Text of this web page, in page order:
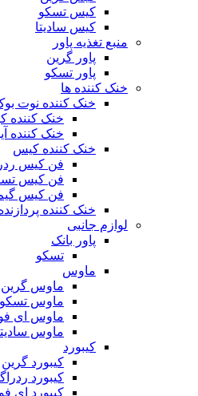
کیس تسکو
کیس سادیتا
منبع تغذیه‌ پاور
پاور گرین
پاور تسکو
خنک کننده ها
خنک کننده نوت
خنک کننده
خنک کننده
خنک کننده کیس
فن کیس
فن کیس
فن کیس
خنک کننده
لوازم جانبی
پاور بانک
تسکو
ماوس
ماوس گرین
ماوس تسکو
ماوس ای
ماوس
کیبورد
کیبورد گرین
کیبورد
کیبورد ای